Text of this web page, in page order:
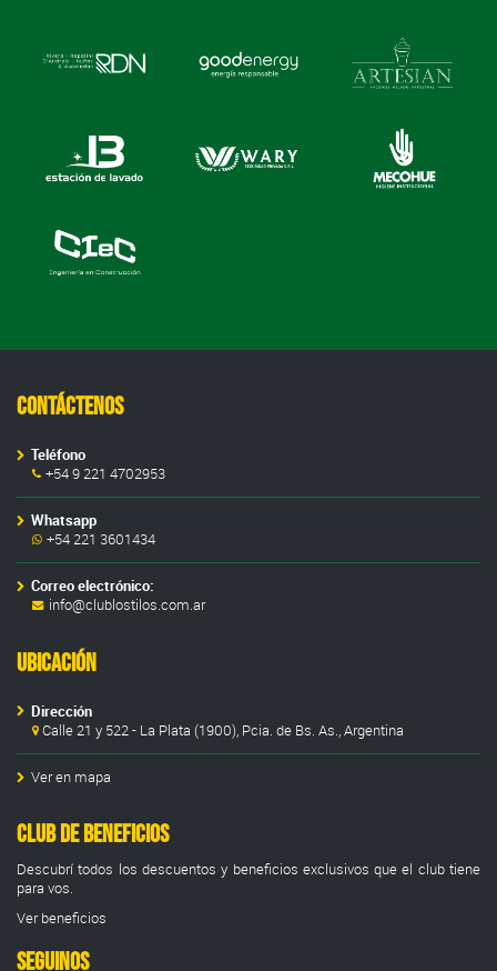
Contáctenos
Teléfono
+54 9 221 4702953
Whatsapp
+54 221 3601434
Correo electrónico:
info@clublostilos.com.ar
Ubicación
Dirección
Calle 21 y 522 - La Plata (1900), Pcia. de Bs. As., Argentina
Ver en mapa
Club de Beneficios
Descubrí todos los descuentos y beneficios exclusivos que el club tiene
para vos.
Ver beneficios
SEGUINOS